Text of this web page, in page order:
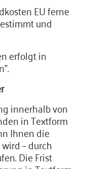
EU ferne
und
erfolgt in
innerhalb von
in Textform
Ihnen die
– durch
Die Frist